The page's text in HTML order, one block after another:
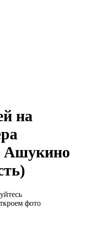
на
Ашукино
фото